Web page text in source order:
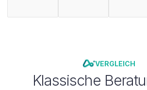
VERGLEICH
Klassische